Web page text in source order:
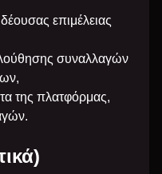
επιμέλειας
συναλλαγών
της πλατφόρμας,